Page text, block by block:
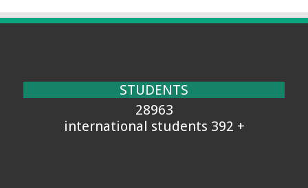
STUDENTS
28963
+ 392 international students